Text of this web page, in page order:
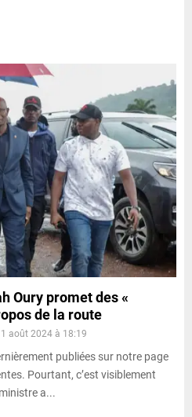
Oury promet des «
de la route
août 2024 à 18:19
publiées sur notre page
Pourtant, c’est visiblement
a...